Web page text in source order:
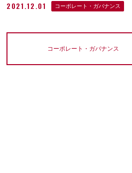
2021.12.01 コーポレート・ガバナンス
コーポレート・ガバナンス